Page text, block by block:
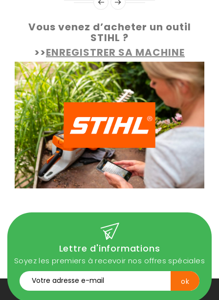
Vous venez d’acheter un outil
STIHL ?
>>ENREGISTRER SA MACHINE
Lettre d'informations
Soyez les premiers à recevoir nos offres spéciales